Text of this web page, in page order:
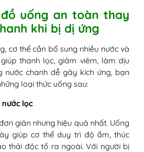
uống an toàn thay
khi bị dị ứng
cơ thể cần bổ sung nhiều nước và
thanh lọc, giảm viêm, làm dịu
nước chanh dễ gây kích ứng, bạn
loại thức uống sau:
nước lọc
giản nhưng hiệu quả nhất. Uống
giúp cơ thể duy trì độ ẩm, thúc
thải độc tố ra ngoài. Với người bị